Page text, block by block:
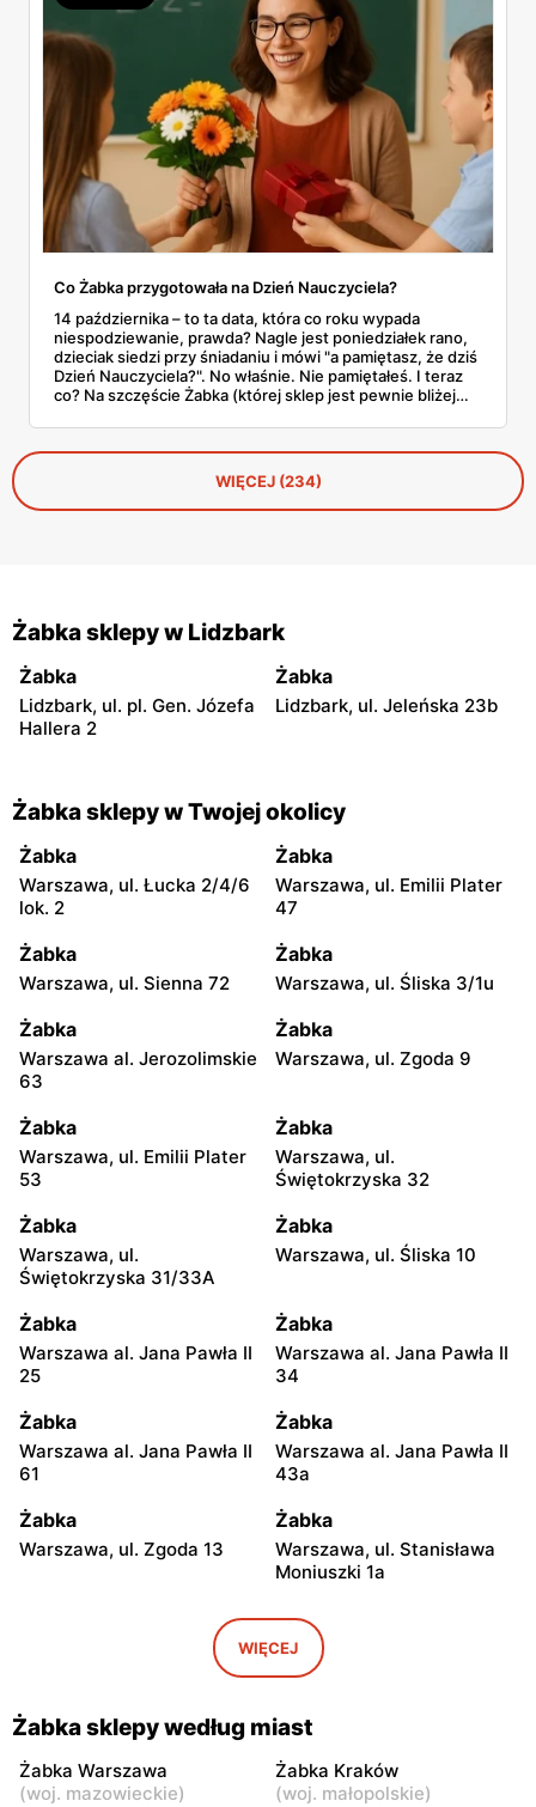
Co Żabka przygotowała na Dzień Nauczyciela?
14 października – to ta data, która co roku wypada
niespodziewanie, prawda? Nagle jest poniedziałek rano,
dzieciak siedzi przy śniadaniu i mówi "a pamiętasz, że dziś
Dzień Nauczyciela?". No właśnie. Nie pamiętałeś. I teraz
co? Na szczęście Żabka (której sklep jest pewnie bliżej
ofertę na tę okazję. Od Kit Kata za 7,50 zł po Ferrero za 33
złote. Sprawdzamy, co warto rzucić do koszyka, zanim
dotrze do ciebie, że znowu zapomniałeś o ważnym dniu.
WIĘCEJ (234)
Żabka sklepy w Lidzbark
Żabka
Lidzbark, ul. pl. Gen. Józefa
Hallera 2
Żabka
Lidzbark, ul. Jeleńska 23b
Żabka sklepy w Twojej okolicy
Żabka
Warszawa, ul. Łucka 2/4/6
lok. 2
Żabka
Warszawa, ul. Emilii Plater
47
Żabka
Warszawa, ul. Sienna 72
Żabka
Warszawa, ul. Śliska 3/1u
Żabka
Warszawa al. Jerozolimskie
63
Żabka
Warszawa, ul. Zgoda 9
Żabka
Warszawa, ul. Emilii Plater
53
Żabka
Warszawa, ul.
Świętokrzyska 32
Żabka
Warszawa, ul.
Świętokrzyska 31/33A
Żabka
Warszawa, ul. Śliska 10
Żabka
Warszawa al. Jana Pawła II
25
Żabka
Warszawa al. Jana Pawła II
34
Żabka
Warszawa al. Jana Pawła II
61
Żabka
Warszawa al. Jana Pawła II
43a
Żabka
Warszawa, ul. Zgoda 13
Żabka
Warszawa, ul. Stanisława
Moniuszki 1a
Świętokrzyska 0 Stacja
Żabka
Warszawa, ul. Grzybowska
5
Żabka
Łódź, ul. Żurawia 14
Żabka
Warszawa, ul. Żurawia 18
WIĘCEJ
Żabka sklepy według miast
Żabka Warszawa
(woj. mazowieckie)
Żabka Kraków
(woj. małopolskie)